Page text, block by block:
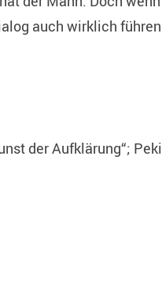
auch wirklich
der Aufklärung“;